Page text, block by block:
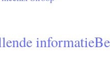
informatie